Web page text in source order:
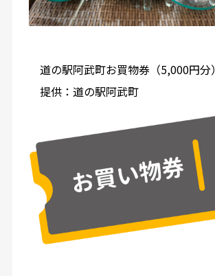
道の駅阿武町お買物券（5,000円分）
提供：道の駅阿武町